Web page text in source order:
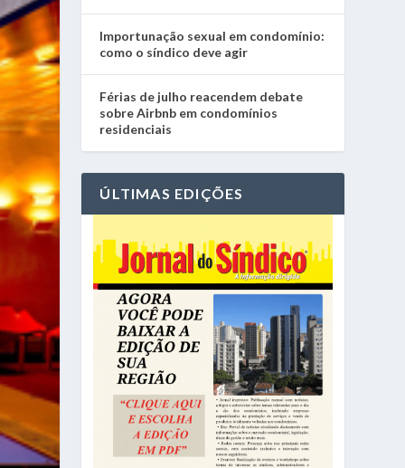
Importunação sexual em condomínio:
como o síndico deve agir
Férias de julho reacendem debate
sobre Airbnb em condomínios
residenciais
ÚLTIMAS EDIÇÕES